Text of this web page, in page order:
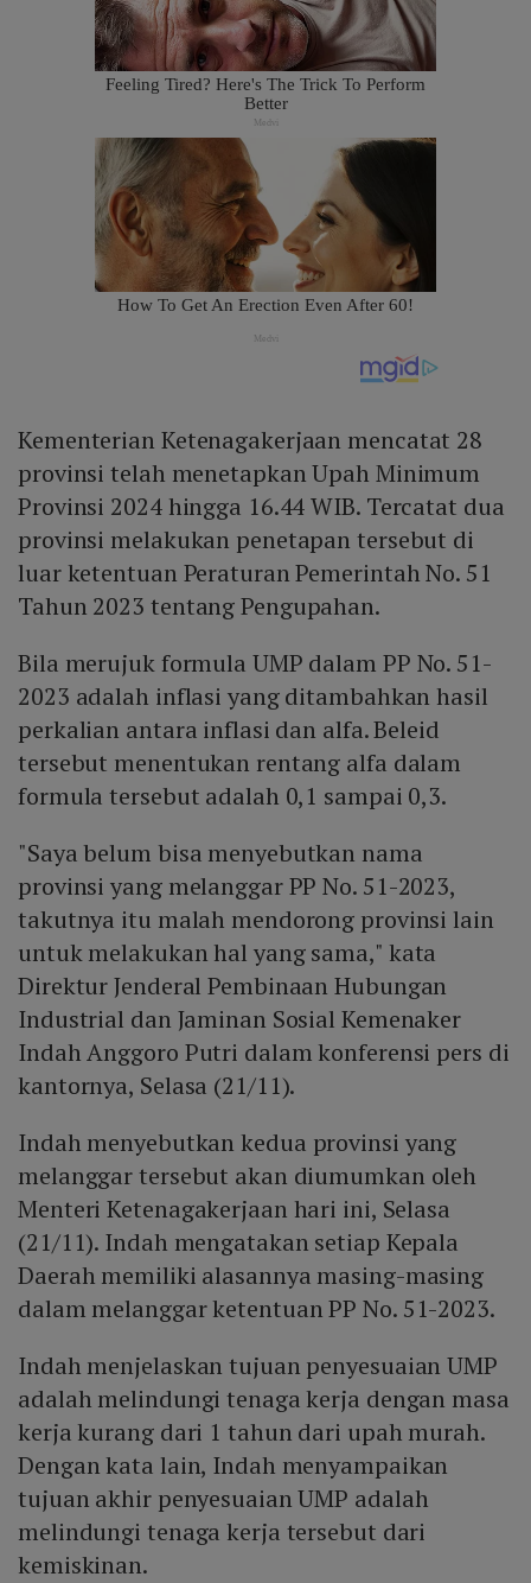
Kementerian Ketenagakerjaan mencatat 28
provinsi telah menetapkan Upah Minimum
Provinsi 2024 hingga 16.44 WIB. Tercatat dua
provinsi melakukan penetapan tersebut di
luar ketentuan Peraturan Pemerintah No. 51
Tahun 2023 tentang Pengupahan.
Bila merujuk formula UMP dalam PP No. 51-
2023 adalah inflasi yang ditambahkan hasil
perkalian antara inflasi dan alfa. Beleid
tersebut menentukan rentang alfa dalam
formula tersebut adalah 0,1 sampai 0,3.
"Saya belum bisa menyebutkan nama
provinsi yang melanggar PP No. 51-2023,
takutnya itu malah mendorong provinsi lain
untuk melakukan hal yang sama," kata
Direktur Jenderal Pembinaan Hubungan
Industrial dan Jaminan Sosial Kemenaker
Indah Anggoro Putri dalam konferensi pers di
kantornya, Selasa (21/11).
Indah menyebutkan kedua provinsi yang
melanggar tersebut akan diumumkan oleh
Menteri Ketenagakerjaan hari ini, Selasa
(21/11). Indah mengatakan setiap Kepala
Daerah memiliki alasannya masing-masing
dalam melanggar ketentuan PP No. 51-2023.
Indah menjelaskan tujuan penyesuaian UMP
adalah melindungi tenaga kerja dengan masa
kerja kurang dari 1 tahun dari upah murah.
Dengan kata lain, Indah menyampaikan
tujuan akhir penyesuaian UMP adalah
melindungi tenaga kerja tersebut dari
kemiskinan.